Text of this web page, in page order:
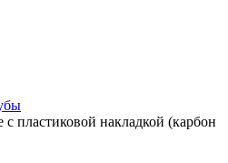
пластиковой накладкой (карбон